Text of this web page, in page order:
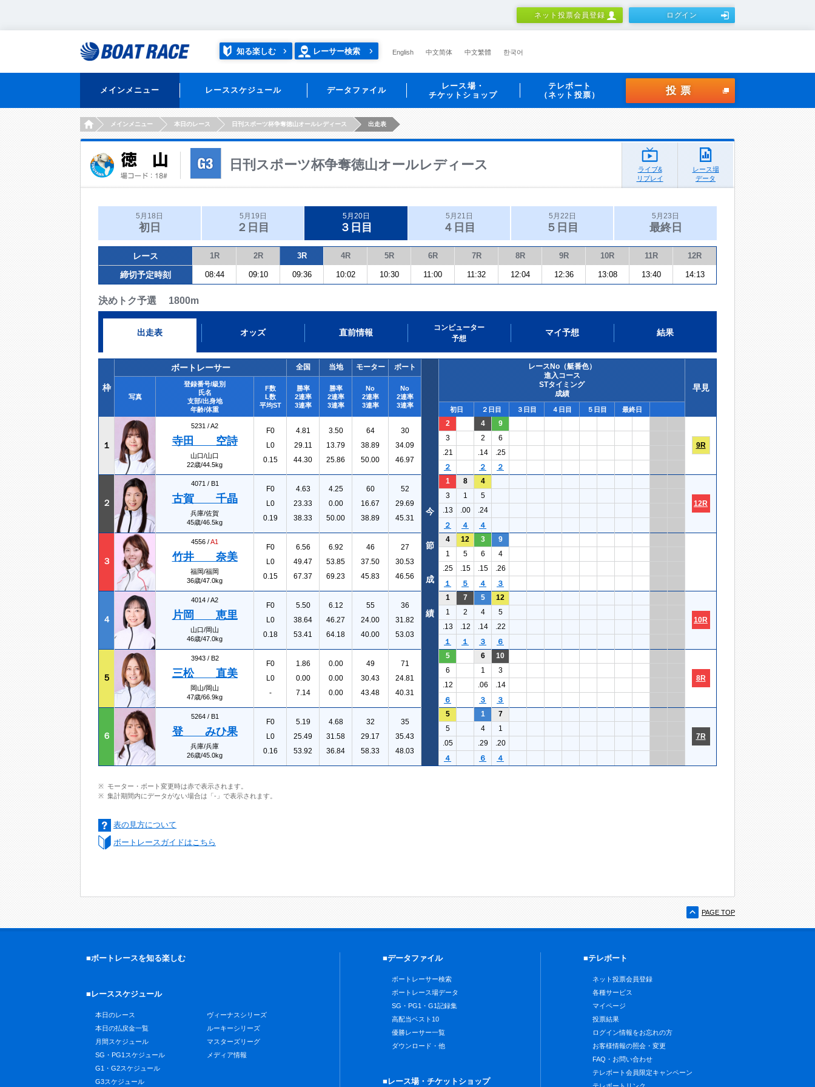
ネット投票会員登録 ログイン
知る楽しむ レーサー検索 English 中文简体 中文繁體 한국어
メインメニュー レーススケジュール データファイル
レース場・
チケットショップ
テレボート
（ネット投票）
投票
HOMEメインメニュー 本日のレース 日刊スポーツ杯争奪徳山オールレディース 出走表
日刊スポーツ杯争奪徳山オールレディース
ライブ&
リプレイ
レース場
データ
5月18日
初日
5月19日
２日目
5月20日
３日目
5月21日
４日目
5月22日
５日目
5月23日
最終日
レース 1R 2R 3R 4R 5R 6R 7R 8R 9R 10R 11R 12R
締切予定時刻 08:44 09:10 09:36 10:02 10:30 11:00 11:32 12:04 12:36 13:08 13:40 14:13
決めトク予選 1800m
出走表 オッズ 直前情報
コンピューター
予想
マイ予想 結果
枠
ボートレーサー 全国 当地 モーター ボート
レースNo（艇番色）
進入コース
STタイミング
成績
早見
写真
登録番号/級別
氏名
支部/出身地
年齢/体重
F数
L数
平均ST
勝率
2連率
3連率
勝率
2連率
3連率
No
2連率
3連率
No
2連率
3連率
初日 ２日目 ３日目 ４日目 ５日目 最終日
１
5231 /A2
寺田 空詩
山口/山口
22歳/44.5kg
F0
L0
0.15
4.81
29.11
44.30
3.50
13.79
25.86
64
38.89
50.00
30
34.09
46.97
2 4 9
9R
3 2
6
.21
.14
.25
２
２ ２
２
4071 / B1
古賀 千晶
兵庫/佐賀
45歳/46.5kg
F0
L0
0.19
4.63
23.33
38.33
4.25
0.00
50.00
60
16.67
38.89
52
29.69
45.31
1 8 4
12R
3 1
5
.13
.00
.24
２
４ ４
３
4556 /A1
竹井 奈美
福岡/福岡
36歳/47.0kg
F0
L0
0.15
6.56
49.47
67.37
6.92
53.85
69.23
46
37.50
45.83
27
30.53
46.56
4 12 3
9
1
5 6
4
.25
.15 .15
.26
１
５ ４ ３
４
4014 /A2
片岡 恵里
山口/岡山
46歳/47.0kg
F0
L0
0.18
5.50
38.64
53.41
6.12
46.27
64.18
55
24.00
40.00
36
31.82
53.03
1 7 5 12
10R
1 2 4
5
.13
.12 .14
.22
１
１ ３ ６
５
3943 / B2
三松 直美
岡山/岡山
47歳/66.9kg
F0
L0
-
1.86
0.00
7.14
0.00
0.00
0.00
49
30.43
43.48
71
24.81
40.31
5 6 10
8R
6 1
3
.12
.06
.14
６
３ ３
６
5264 / B1
登 みひ果
兵庫/兵庫
26歳/45.0kg
F0
L0
0.16
5.19
25.49
53.92
4.68
31.58
36.84
32
29.17
58.33
35
35.43
48.03
5 1 7
7R
5 4
1
.05
.29
.20
４
６ ４
今
節
成
績
モーター・ボート変更時は赤で表示されます。
集計期間内にデータがない場合は「-」で表示されます。
表の見方について
ボートレースガイドはこちら
PAGE TOP
■ボートレースを知る楽しむ
■レーススケジュール
本日のレース
本日の払戻金一覧
月間スケジュール
SG・PG1スケジュール
G1・G2スケジュール
G3スケジュール
ヴィーナスシリーズ
ルーキーシリーズ
マスターズリーグ
メディア情報
■データファイル
ボートレーサー検索
ボートレース場データ
SG・PG1・G1記録集
高配当ベスト10
優勝レーサー一覧
ダウンロード・他
■レース場・チケットショップ
■テレボート
ネット投票会員登録
各種サービス
マイページ
投票結果
ログイン情報をお忘れの方
お客様情報の照会・変更
FAQ・お問い合わせ
テレボート会員限定キャンペーン